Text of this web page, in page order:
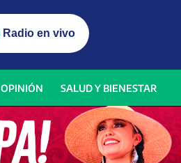
Radio en vivo
OPINIÓN SALUD Y BIENESTAR